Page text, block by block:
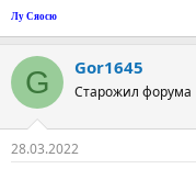
Лу Сяосю
G Gor1645
Старожил форума
28.03.2022